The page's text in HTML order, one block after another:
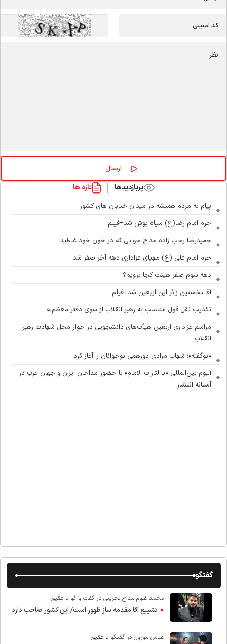
پربازدیدها تازه ها
پیام به مردم همیشه در میدان خیابان های کشور
حرم امام رضا(ع) سیاه پوش شد+فیلم
حمیدرضا رجب زاده مداح جوانی که در خون خود غلطید
حرم امام علی (ع) مهیای عزاداری دهه آخر صفر شد
دهه سوم صفر هیئت کجا برویم؟
آقا نخستین زائر این اربعین شد+فیلم
تکذیب نقل قول منتسب به رهبر انقلاب از سوی دفتر معظم‌له
مراسم عزاداری اربعین هیأت‌های دانشجویی در جوار محل شهادت رهبر
انقلاب
«نوگفته»؛ شهاب مرادی دورهمی نوجوانان را آغاز کرد
آلبوم بین‌المللی «یا لثارات الامام» با حضور مداحان ایران و جهان عرب در
آستانه انتشار
گفتگو
محمد غلوم مداح بحرینی در گفت و گو با عقیق:
تشییع آقا مقدمه ساز ظهور است/ این کشور صاحب دارد
عباس موزون در گفتگو با عقیق: